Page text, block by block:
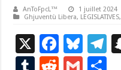
AnToFpcL™
1 juillet 2024
Ghjuventù Libera, LEGISLATIVES,
X
F
ac
Bl
u
T